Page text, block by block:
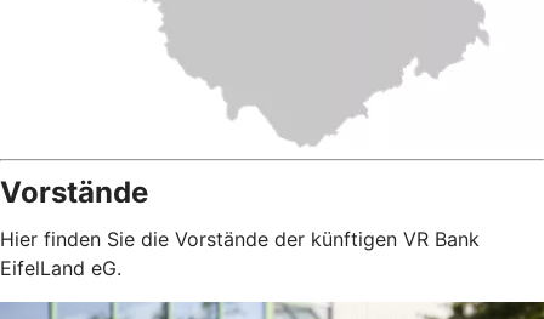
Vorstände
Hier finden Sie die Vorstände der künftigen VR Bank
EifelLand eG.